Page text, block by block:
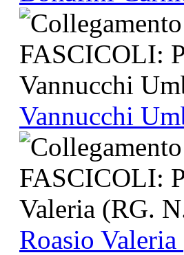
Vannucchi
Roasio